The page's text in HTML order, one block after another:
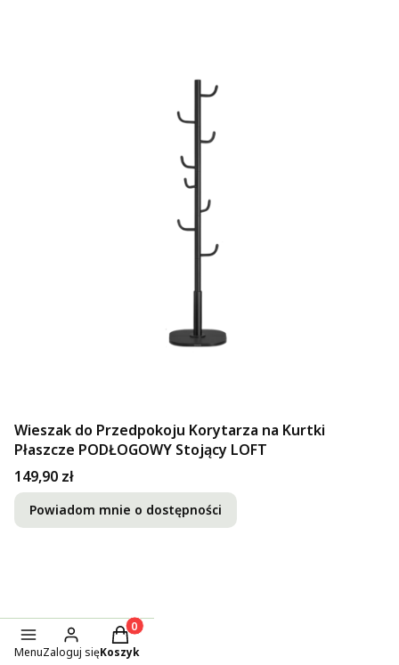
Wieszak do Przedpokoju Korytarza na Kurtki
Płaszcze PODŁOGOWY Stojący LOFT
Cena
149,90 zł
Powiadom mnie o dostępności
MenuZaloguj się
Produkty w koszyku: 0. Zobacz szczegóły
Koszyk